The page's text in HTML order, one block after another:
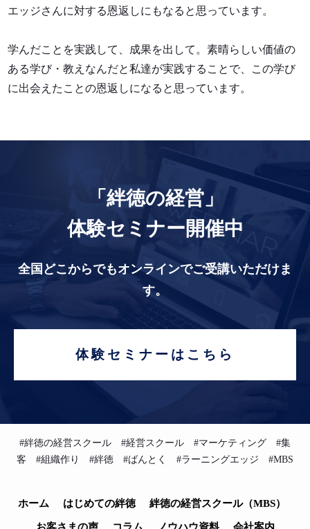
エッジさんに対する恩返しにもなると思っています。
学んだことを実践して、成果を出して。素晴らしい価値の
ある学び・教えなんだと私達が実践することで、この学び
に出会えたことの恩返しになると思っています。
「絆徳の経営」
体験セミナー開催中
全国どこからでもオンラインでご受講いただけま
す。
体験セミナーはこちら
#絆徳の経営スクール #経営スクール #マーケティング #集
客 #組織作り #絆徳 #ばんとく #ラーニングエッジ #MBS
ホーム はじめての絆徳 絆徳の経営スクール（MBS）
お客さまの声 コラム ノウハウ資料 会社案内